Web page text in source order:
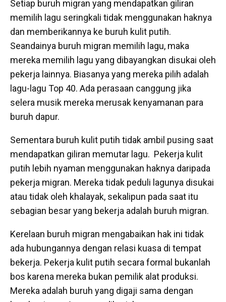
Setiap buruh migran yang mendapatkan giliran
memilih lagu seringkali tidak menggunakan haknya
dan memberikannya ke buruh kulit putih.
Seandainya buruh migran memilih lagu, maka
mereka memilih lagu yang dibayangkan disukai oleh
pekerja lainnya. Biasanya yang mereka pilih adalah
lagu-lagu Top 40. Ada perasaan canggung jika
selera musik mereka merusak kenyamanan para
buruh dapur.
Sementara buruh kulit putih tidak ambil pusing saat
mendapatkan giliran memutar lagu. Pekerja kulit
putih lebih nyaman menggunakan haknya daripada
pekerja migran. Mereka tidak peduli lagunya disukai
atau tidak oleh khalayak, sekalipun pada saat itu
sebagian besar yang bekerja adalah buruh migran.
Kerelaan buruh migran mengabaikan hak ini tidak
ada hubungannya dengan relasi kuasa di tempat
bekerja. Pekerja kulit putih secara formal bukanlah
bos karena mereka bukan pemilik alat produksi.
Mereka adalah buruh yang digaji sama dengan